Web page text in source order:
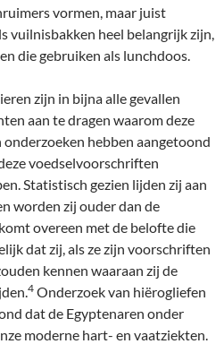
vormen, maar juist
vuilnisbakken heel belangrijk zijn,
die gebruiken als lunchdoos.
zijn in bijna alle gevallen
aan te dragen waarom deze
hebben aangetoond
voedselvoorschriften
Statistisch gezien lijden zij aan
worden zij ouder dan de
overeen met de belofte die
dat zij, als ze zijn voorschriften
kennen waaraan zij de
4 Onderzoek van hiërogliefen
dat de Egyptenaren onder
moderne hart- en vaatziekten.